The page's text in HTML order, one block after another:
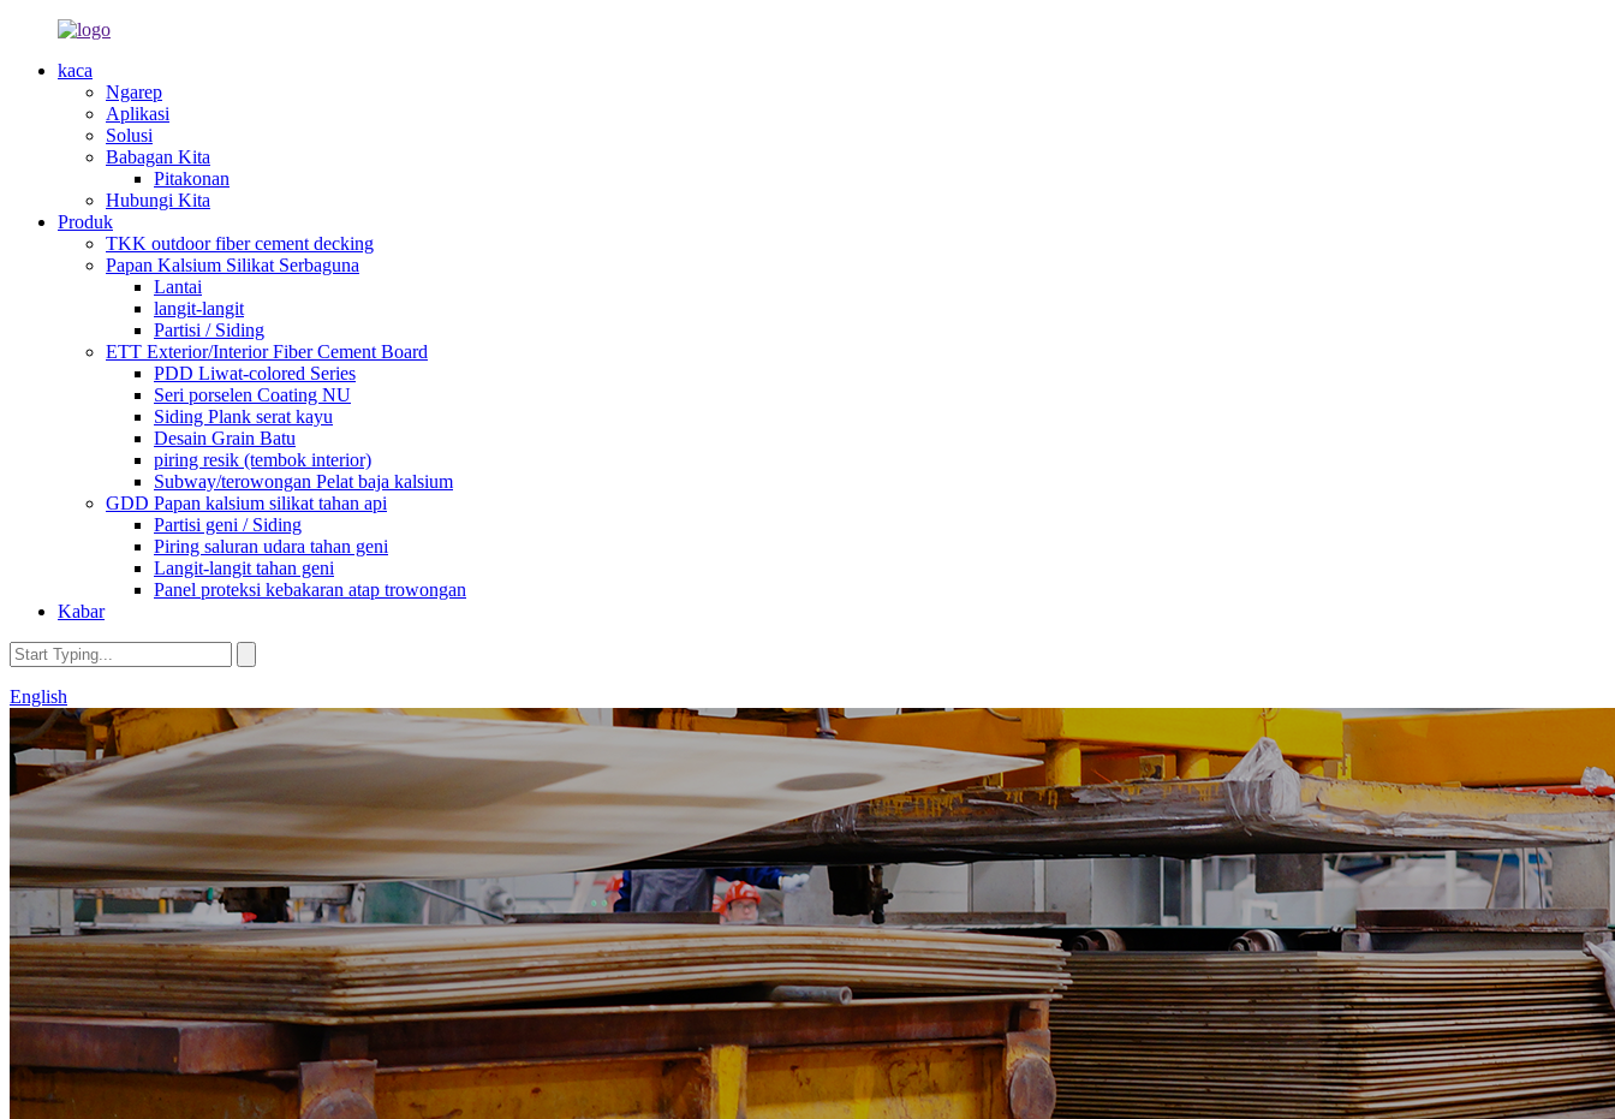
kaca
Ngarep
Aplikasi
Solusi
Babagan Kita
Pitakonan
Hubungi Kita
Produk
TKK outdoor fiber cement decking
Papan Kalsium Silikat Serbaguna
Lantai
langit-langit
Partisi / Siding
ETT Exterior/Interior Fiber Cement Board
PDD Liwat-colored Series
Seri porselen Coating NU
Siding Plank serat kayu
Desain Grain Batu
piring resik (tembok interior)
Subway/terowongan Pelat baja kalsium
GDD Papan kalsium silikat tahan api
Partisi geni / Siding
Piring saluran udara tahan geni
Langit-langit tahan geni
Panel proteksi kebakaran atap trowongan
Kabar
English